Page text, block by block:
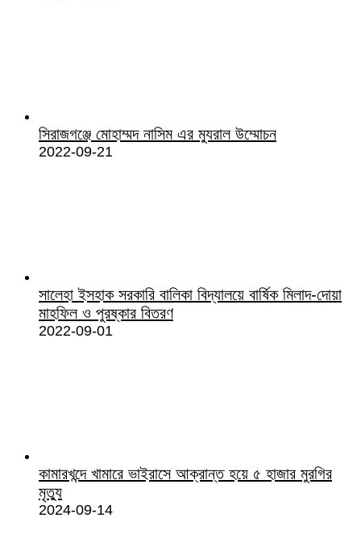
সিরাজগঞ্জে মোহাম্মদ নাসিম এর ম্যুরাল উম্মোচন
2022-09-21
সালেহা ইসহাক সরকারি বালিকা বিদ্যালয়ে বার্ষিক মিলাদ-দোয়া
মাহফিল ও পুরষ্কার বিতরণ
2022-09-01
কামারখন্দে খামারে ভাইরাসে আক্রান্ত হয়ে ৫ হাজার মুরগির
মৃত্যু
2024-09-14